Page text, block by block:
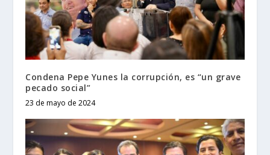
Condena Pepe Yunes la corrupción, es “un grave
pecado social”
23 de mayo de 2024